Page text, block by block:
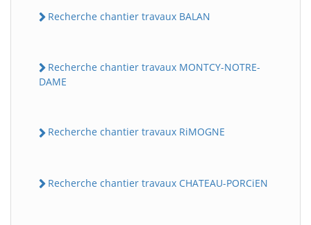
Recherche chantier travaux BALAN
Recherche chantier travaux MONTCY-NOTRE-
DAME
Recherche chantier travaux RiMOGNE
Recherche chantier travaux CHATEAU-PORCiEN